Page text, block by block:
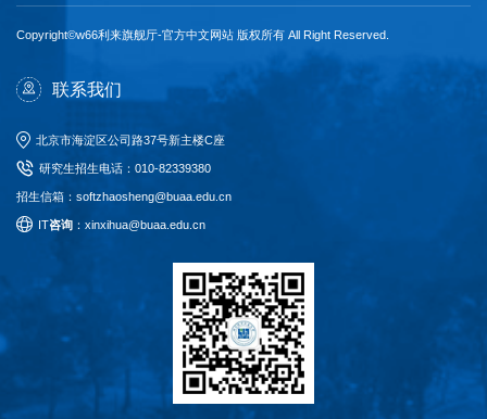
Copyright©w66利来旗舰厅-官方中文网站 版权所有 All Right Reserved.
联系我们
北京市海淀区公司路37号新主楼C座
研究生招生电话： 010-82339380
招生信箱：softzhaosheng@buaa.edu.cn
T咨询 ：xinxihua@buaa.edu.cn